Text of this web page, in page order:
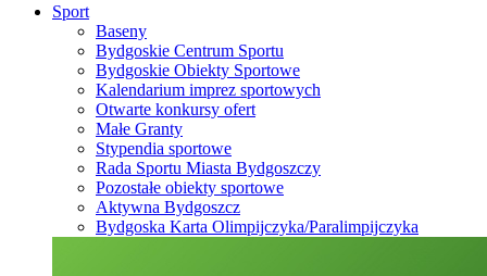
Sport
Baseny
Bydgoskie Centrum Sportu
Bydgoskie Obiekty Sportowe
Kalendarium imprez sportowych
Otwarte konkursy ofert
Małe Granty
Stypendia sportowe
Rada Sportu Miasta Bydgoszczy
Pozostałe obiekty sportowe
Aktywna Bydgoszcz
Bydgoska Karta Olimpijczyka/Paralimpijczyka